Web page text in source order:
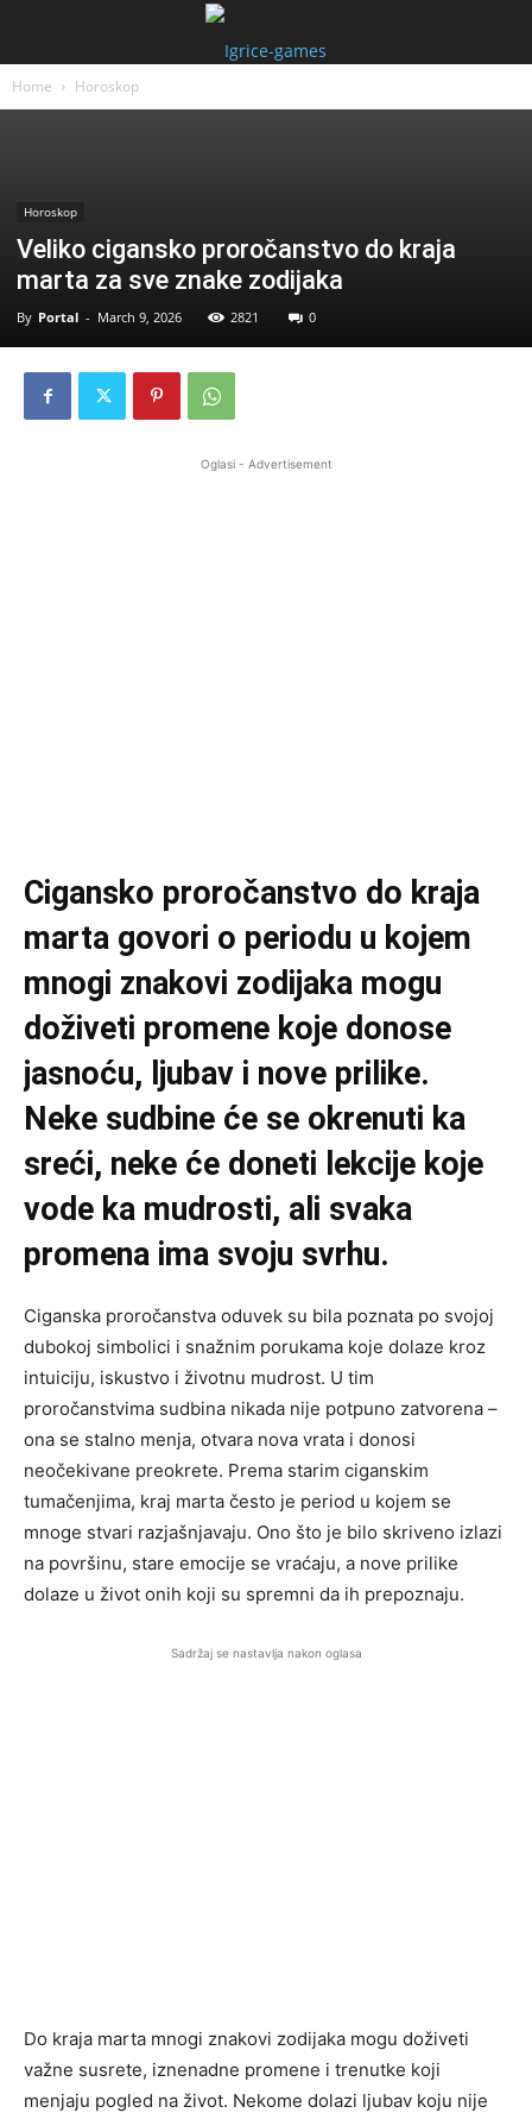
Home Horoskop
Horoskop
Veliko cigansko proročanstvo do kraja
marta za sve znake zodijaka
By Portal - March 9, 2026 2821 0
Oglasi - Advertisement
Cigansko proročanstvo do kraja
marta govori o periodu u kojem
mnogi znakovi zodijaka mogu
doživeti promene koje donose
jasnoću, ljubav i nove prilike.
Neke sudbine će se okrenuti ka
sreći, neke će doneti lekcije koje
vode ka mudrosti, ali svaka
promena ima svoju svrhu.
Ciganska proročanstva oduvek su bila poznata po svojoj
dubokoj simbolici i snažnim porukama koje dolaze kroz
intuiciju, iskustvo i životnu mudrost. U tim
proročanstvima sudbina nikada nije potpuno zatvorena –
ona se stalno menja, otvara nova vrata i donosi
neočekivane preokrete. Prema starim ciganskim
tumačenjima, kraj marta često je period u kojem se
mnoge stvari razjašnjavaju. Ono što je bilo skriveno izlazi
na površinu, stare emocije se vraćaju, a nove prilike
dolaze u život onih koji su spremni da ih prepoznaju.
Sadržaj se nastavlja nakon oglasa
Do kraja marta mnogi znakovi zodijaka mogu doživeti
važne susrete, iznenadne promene i trenutke koji
menjaju pogled na život. Nekome dolazi ljubav koju nije